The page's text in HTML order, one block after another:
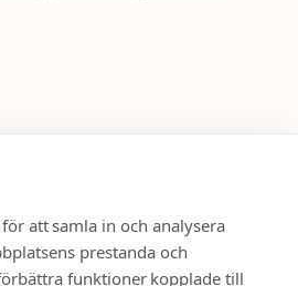
att samla in och analysera
prestanda och
funktioner kopplade till